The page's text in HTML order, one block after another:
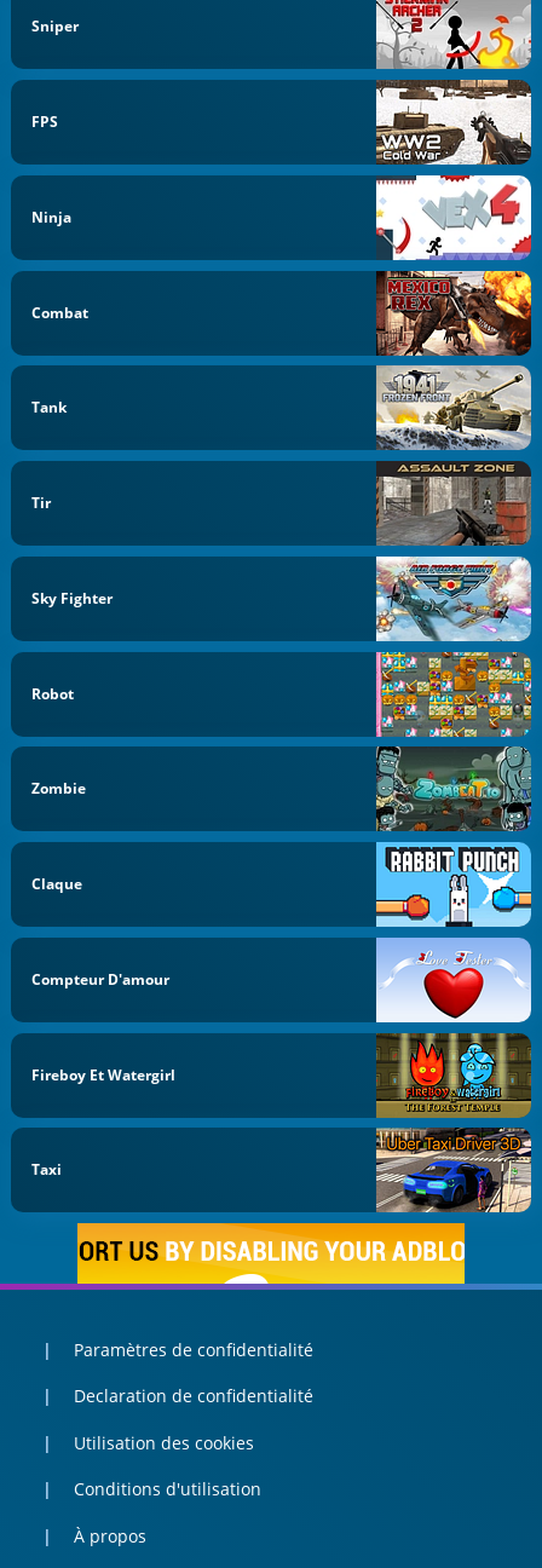
Sniper
FPS
Ninja
Combat
Tank
Tir
Sky Fighter
Robot
Zombie
Claque
Compteur D'amour
Fireboy Et Watergirl
Taxi
Paramètres de confidentialité
Declaration de confidentialité
Utilisation des cookies
Conditions d'utilisation
À propos